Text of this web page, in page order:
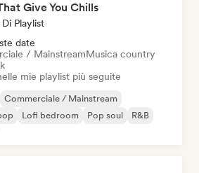
Give You Chills
Playlist
date
/ MainstreamMusica country
mie playlist più seguite
Commerciale / Mainstream
Lofi bedroom Pop soul
R&B